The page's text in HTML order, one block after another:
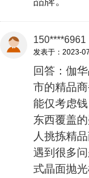
150****6961
发表于：2023-
回答：伽
市的精品
能仅考虑
东西覆盖
人挑拣精
遇到很多
式晶面抛